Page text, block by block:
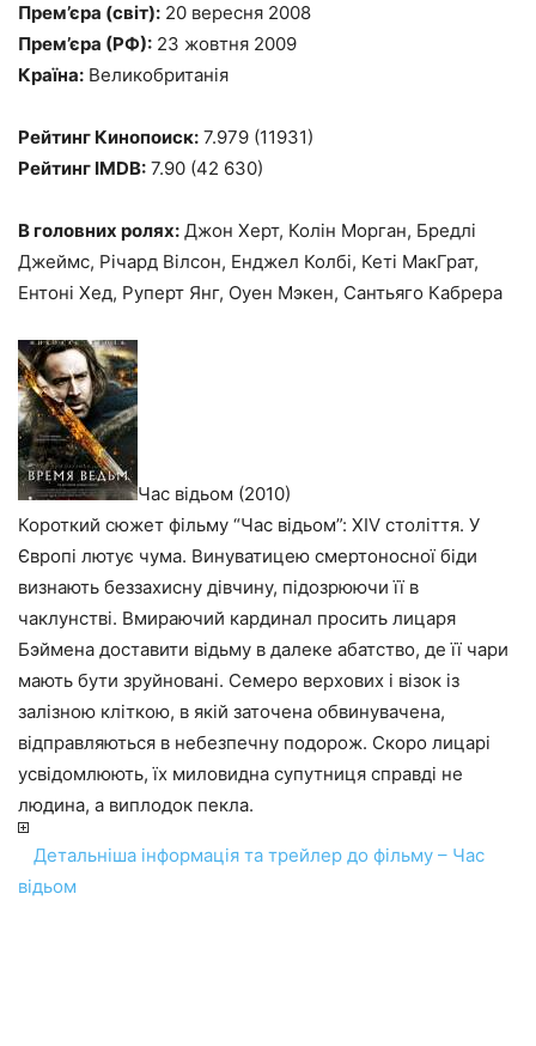
Прем’єра (світ): 20 вересня 2008
Прем’єра (РФ): 23 жовтня 2009
Країна: Великобританія
Рейтинг Кинопоиск: 7.979 (11931)
Рейтинг IMDB: 7.90 (42 630)
В головних ролях: Джон Херт, Колін Морган, Бредлі
Джеймс, Річард Вілсон, Енджел Колбі, Кеті МакГрат,
Ентоні Хед, Руперт Янг, Оуен Мэкен, Сантьяго Кабрера
Час відьом (2010)
Короткий сюжет фільму “Час відьом”: XIV століття. У
Європі лютує чума. Винуватицею смертоносної біди
визнають беззахисну дівчину, підозрюючи її в
чаклунстві. Вмираючий кардинал просить лицаря
Бэймена доставити відьму в далеке абатство, де її чари
мають бути зруйновані. Семеро верхових і візок із
залізною кліткою, в якій заточена обвинувачена,
відправляються в небезпечну подорож. Скоро лицарі
усвідомлюють, їх миловидна супутниця справді не
людина, а виплодок пекла.
Детальніша інформація та трейлер до фільму – Час
відьом